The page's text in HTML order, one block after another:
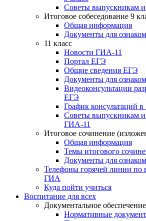
Советы выпускникам
Итоговое собеседование 9
Общая информация
Документы для
11 класс
Новости ГИА-11
Портал ЕГЭ
Общие сведения ЕГЭ
Документы для
Видеоконсультации
ЕГЭ
График консультаций в
Советы выпускникам
ГИА-11
Итоговое сочинение
Общая информация
Темы итогового
Документы для
Телефоны горячей линии по
ГИА
Куда пойти учиться
Воспитание для всех
Документальное обеспечение
Нормативные